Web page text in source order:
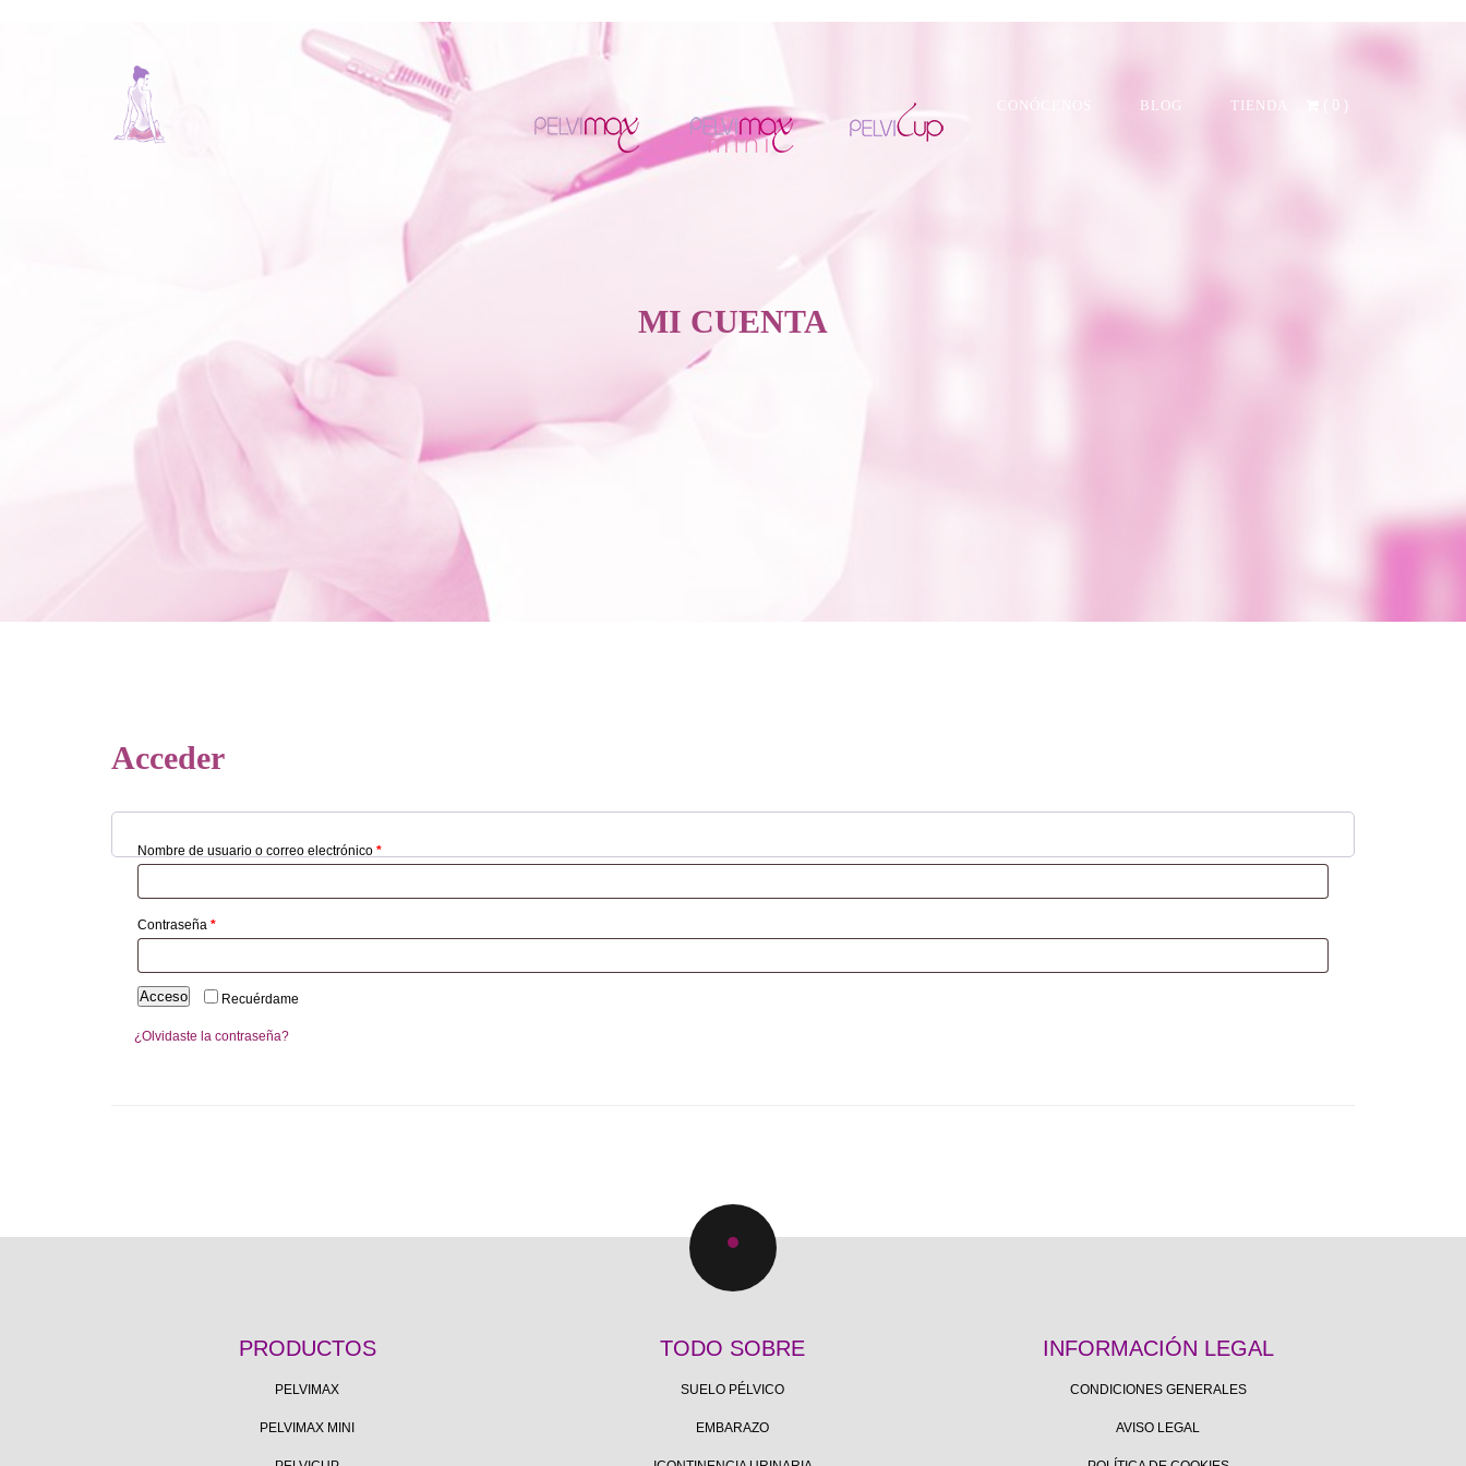
0 )
CONÓCENOS BLOG TIENDA
MI CUENTA
Acceder
Nombre de usuario o correo electrónico *Obligatorio
Contraseña *Obligatorio
Recuérdame
Acceso
¿Olvidaste la contraseña?
PRODUCTOS
PELVIMAX
PELVIMAX MINI
TODO SOBRE
SUELO PÉLVICO
EMBARAZO
INFORMACIÓN LEGAL
CONDICIONES GENERALES
AVISO LEGAL